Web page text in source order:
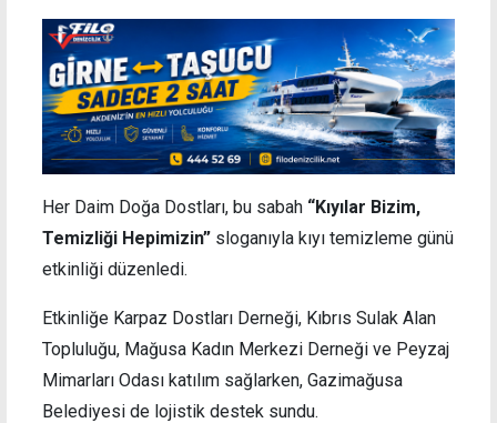
Her Daim Doğa Dostları, bu sabah “Kıyılar Bizim,
Temizliği Hepimizin” sloganıyla kıyı temizleme günü
etkinliği düzenledi.
Etkinliğe Karpaz Dostları Derneği, Kıbrıs Sulak Alan
Topluluğu, Mağusa Kadın Merkezi Derneği ve Peyzaj
Mimarları Odası katılım sağlarken, Gazimağusa
Belediyesi de lojistik destek sundu.